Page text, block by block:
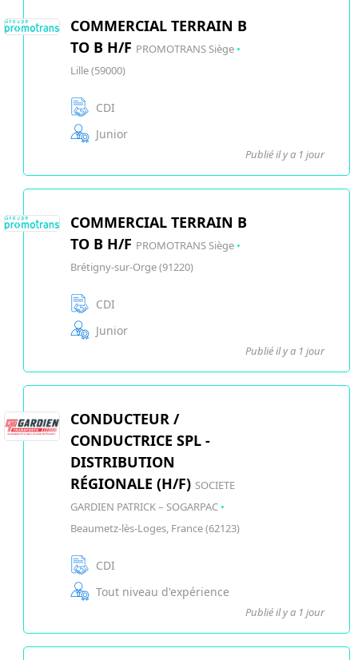
COMMERCIAL TERRAIN B
TO B H/F PROMOTRANS Siège •
Lille (59000)
CDI
Junior
Publié il y a 1 jour
COMMERCIAL TERRAIN B
TO B H/F PROMOTRANS Siège •
Brétigny-sur-Orge (91220)
CDI
Junior
Publié il y a 1 jour
CONDUCTEUR /
CONDUCTRICE SPL -
DISTRIBUTION
RÉGIONALE (H/F) SOCIETE
GARDIEN PATRICK – SOGARPAC •
Beaumetz-lès-Loges, France (62123)
CDI
Tout niveau d'expérience
Publié il y a 1 jour